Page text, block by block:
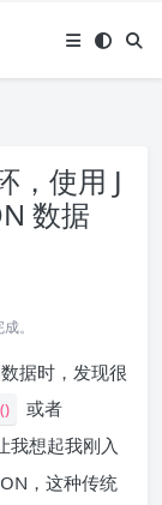
，使用 J
数据
。
据时，发现很
或者
我想起我刚入
，这种传统